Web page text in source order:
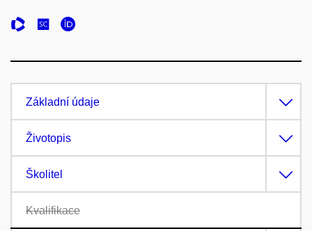
Základní údaje
Životopis
Školitel
Kvalifikace